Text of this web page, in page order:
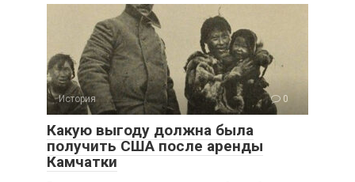
История 0
Какую выгоду должна была
получить США после аренды
Камчатки